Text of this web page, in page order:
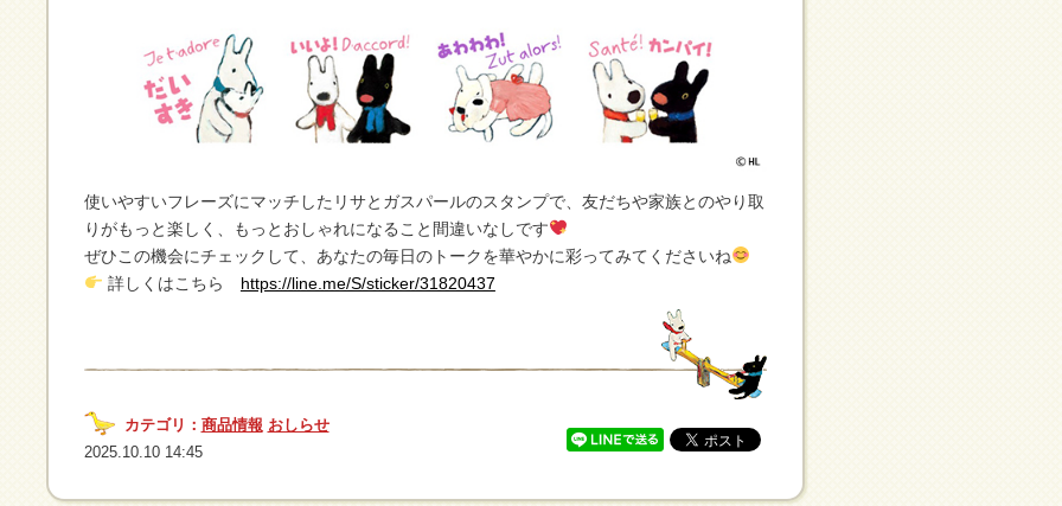
使いやすいフレーズにマッチしたリサとガスパールのスタンプで、友だちや家族とのやり取
りがもっと楽しく、もっとおしゃれになること間違いなしです
ぜひこの機会にチェックして、あなたの毎日のトークを華やかに彩ってみてくださいね
詳しくはこちら https://line.me/S/sticker/31820437
カテゴリ： 商品情報 おしらせ
2025.10.10 14:45